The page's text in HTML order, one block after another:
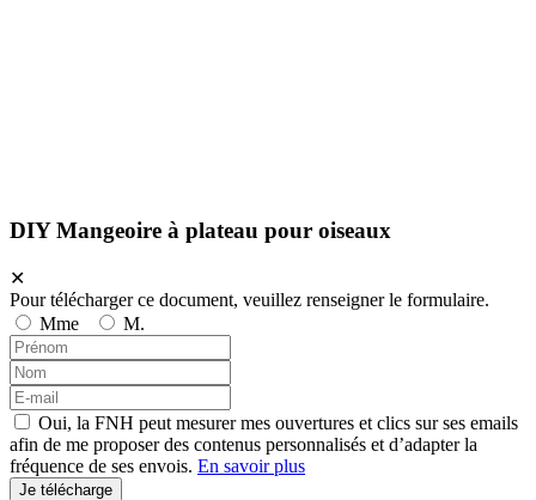
DIY Mangeoire à plateau pour oiseaux
✕
Pour télécharger ce document, veuillez renseigner le formulaire.
Mme
M.
Oui, la FNH peut mesurer mes ouvertures et clics sur ses emails
afin de me proposer des contenus personnalisés et d’adapter la
fréquence de ses envois. En savoir plus